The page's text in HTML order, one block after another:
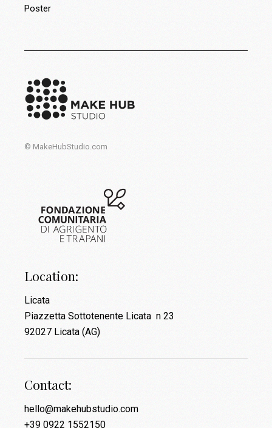
Poster
© MakeHubStudio.com
Location:
Licata
Piazzetta Sottotenente Licata n 23
92027 Licata (AG)
Contact:
hello@makehubstudio.com
+39 0922 1552150